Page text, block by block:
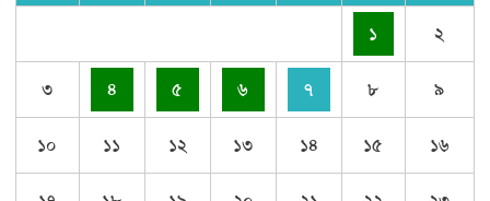
১ ২
৩ ৪ ৫ ৬ ৭ ৮ ৯
১০ ১১ ১২ ১৩ ১৪ ১৫ ১৬